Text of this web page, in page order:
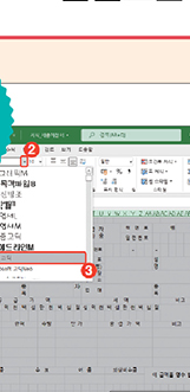
관리/분석 및
이스 만들기
누기 ★우선순위
품 목록표 만들기 ★
통합하고 빠른 서식
하기 ★우선순위
정렬하기
합 계산하기
출하기 ★우선순위